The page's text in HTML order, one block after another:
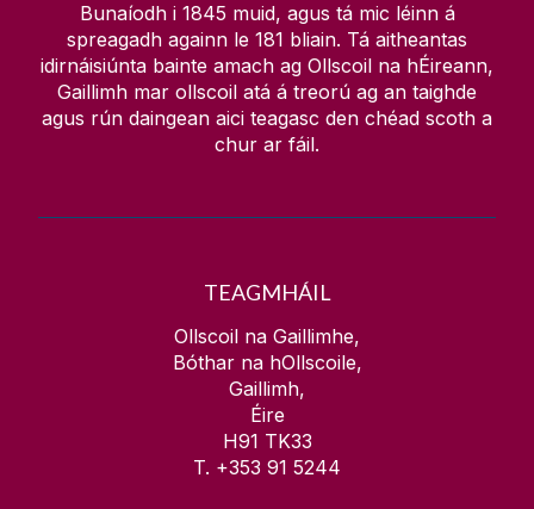
Bunaíodh i 1845 muid, agus tá mic léinn á
spreagadh againn le 181 bliain. Tá aitheantas
idirnáisiúnta bainte amach ag Ollscoil na hÉireann,
Gaillimh mar ollscoil atá á treorú ag an taighde
agus rún daingean aici teagasc den chéad scoth a
chur ar fáil.
TEAGMHÁIL
Ollscoil na Gaillimhe,
Bóthar na hOllscoile,
Gaillimh,
Éire
H91 TK33
T. +353 91 5244